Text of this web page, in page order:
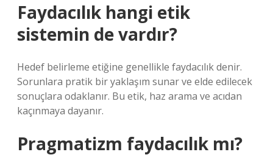
Faydacılık hangi etik
sistemin de vardır?
Hedef belirleme etiğine genellikle faydacılık denir.
Sorunlara pratik bir yaklaşım sunar ve elde edilecek
sonuçlara odaklanır. Bu etik, haz arama ve acıdan
kaçınmaya dayanır.
Pragmatizm faydacılık mı?